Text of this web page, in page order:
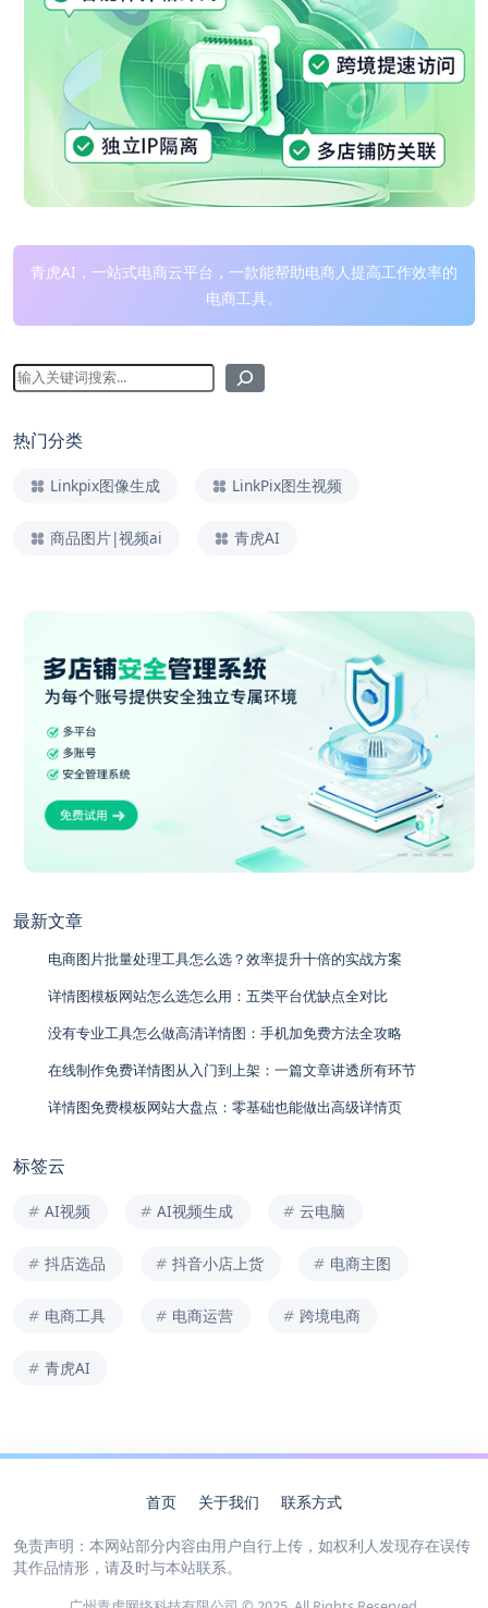
青虎AI，一站式电商云平台，一款能帮助电商人提高工作效率的
电商工具。
热门分类
Linkpix图像生成 LinkPix图生视频
商品图片|视频ai 青虎AI
最新文章
电商图片批量处理工具怎么选？效率提升十倍的实战方案
详情图模板网站怎么选怎么用：五类平台优缺点全对比
没有专业工具怎么做高清详情图：手机加免费方法全攻略
在线制作免费详情图从入门到上架：一篇文章讲透所有环节
详情图免费模板网站大盘点：零基础也能做出高级详情页
标签云
AI视频 AI视频生成 云电脑
抖店选品 抖音小店上货 电商主图
电商工具 电商运营 跨境电商
青虎AI
首页 关于我们 联系方式
免责声明：本网站部分内容由用户自行上传，如权利人发现存在误传
其作品情形，请及时与本站联系。